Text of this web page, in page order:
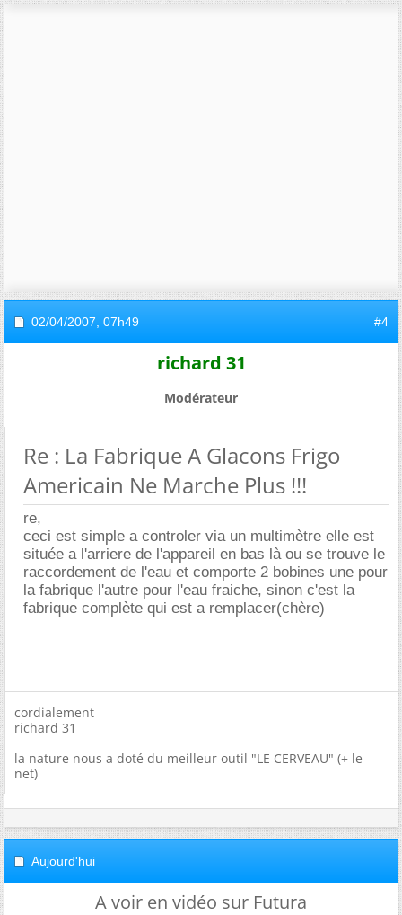
02/04/2007, 07h49 #4
richard 31
Modérateur
Re : La Fabrique A Glacons Frigo
Americain Ne Marche Plus !!!
re,
ceci est simple a controler via un multimètre elle est
située a l'arriere de l'appareil en bas là ou se trouve le
raccordement de l'eau et comporte 2 bobines une pour
la fabrique l'autre pour l'eau fraiche, sinon c'est la
fabrique complète qui est a remplacer(chère)
cordialement
richard 31
la nature nous a doté du meilleur outil "LE CERVEAU" (+ le
net)
Aujourd'hui
A voir en vidéo sur Futura